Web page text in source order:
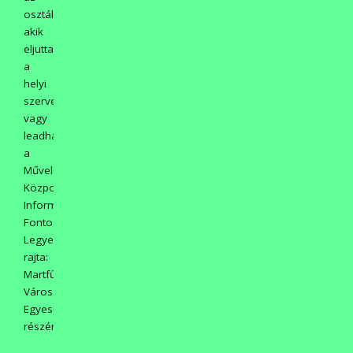
osztályfőnöködnél,
akik
eljuttatják
a
helyi
szervezőkhöz,
vagy
leadhatod
a
Művelődési
Központ
Információjánál.
Fontos!
Legyen
rajta:
Martfűi
Városszépítő
Egyesület
részére.